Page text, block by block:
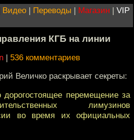
Видео | Переводы | Магазин | VIP
КГБ на линии
| 536 комментариев
Величко раскрывает секреты:
перемещение за
лимузинов
во время их официальных